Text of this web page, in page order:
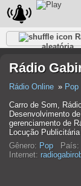
aleatória
Rap
Falk
Rádio
Rádio Online Pop
Carro de Som,
Desenvolvimento
gerenciamento de
Locução
Gênero: Pop País:
Internet: